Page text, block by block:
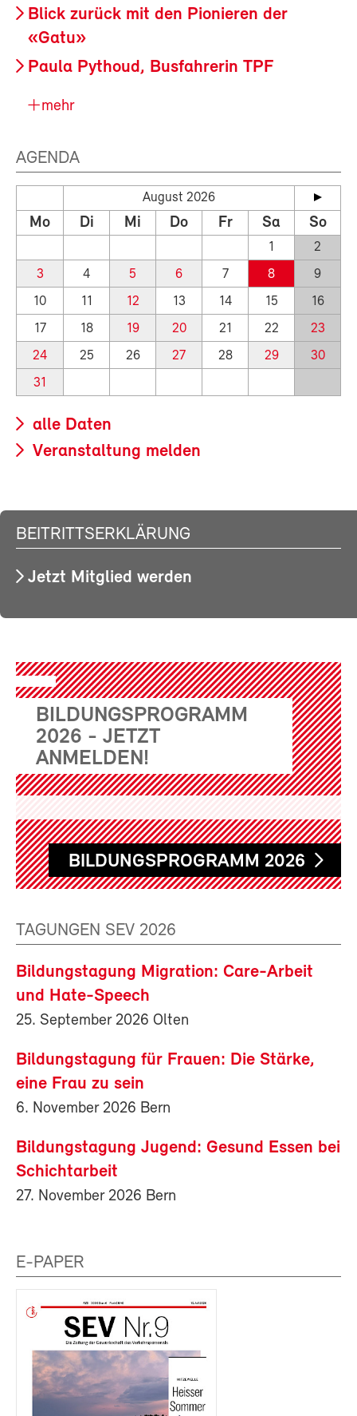
Blick zurück mit den Pionieren der
«Gatu»
Paula Pythoud, Busfahrerin TPF
mehr
AGENDA
August 2026
Mo Di Mi Do Fr Sa So
1
2
3
4 5 6 7 8
9
10
11 12 13 14 15
16
17
18 19 20 21 22
23
24
25 26 27 28 29
30
31
alle Daten
Veranstaltung melden
BEITRITTSERKLÄRUNG
Jetzt Mitglied werden
BILDUNGSPROGRAMM
2026 - JETZT
ANMELDEN!
BILDUNGSPROGRAMM 2026
TAGUNGEN SEV 2026
Bildungstagung Migration: Care-Arbeit
und Hate-Speech
25. September 2026 Olten
Bildungstagung für Frauen: Die Stärke,
eine Frau zu sein
6. November 2026 Bern
Bildungstagung Jugend: Gesund Essen bei
Schichtarbeit
27. November 2026 Bern
E-PAPER